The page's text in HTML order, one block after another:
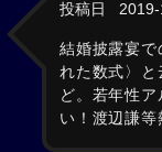
投稿日
2019-
結婚披露宴で
れた数式〉と
ど。若年性
い！渡辺謙等